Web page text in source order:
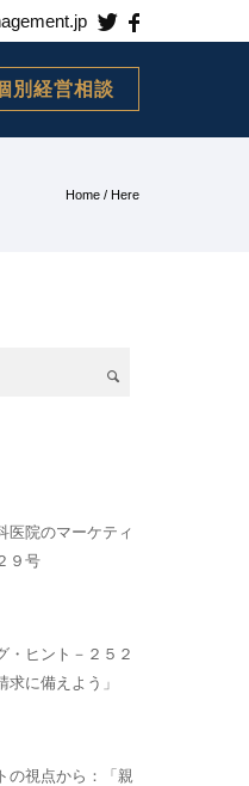
別経営相談
Home / Here
医院のマーケティ
９号
・ヒント－２５２
求に備えよう」
の視点から：「親